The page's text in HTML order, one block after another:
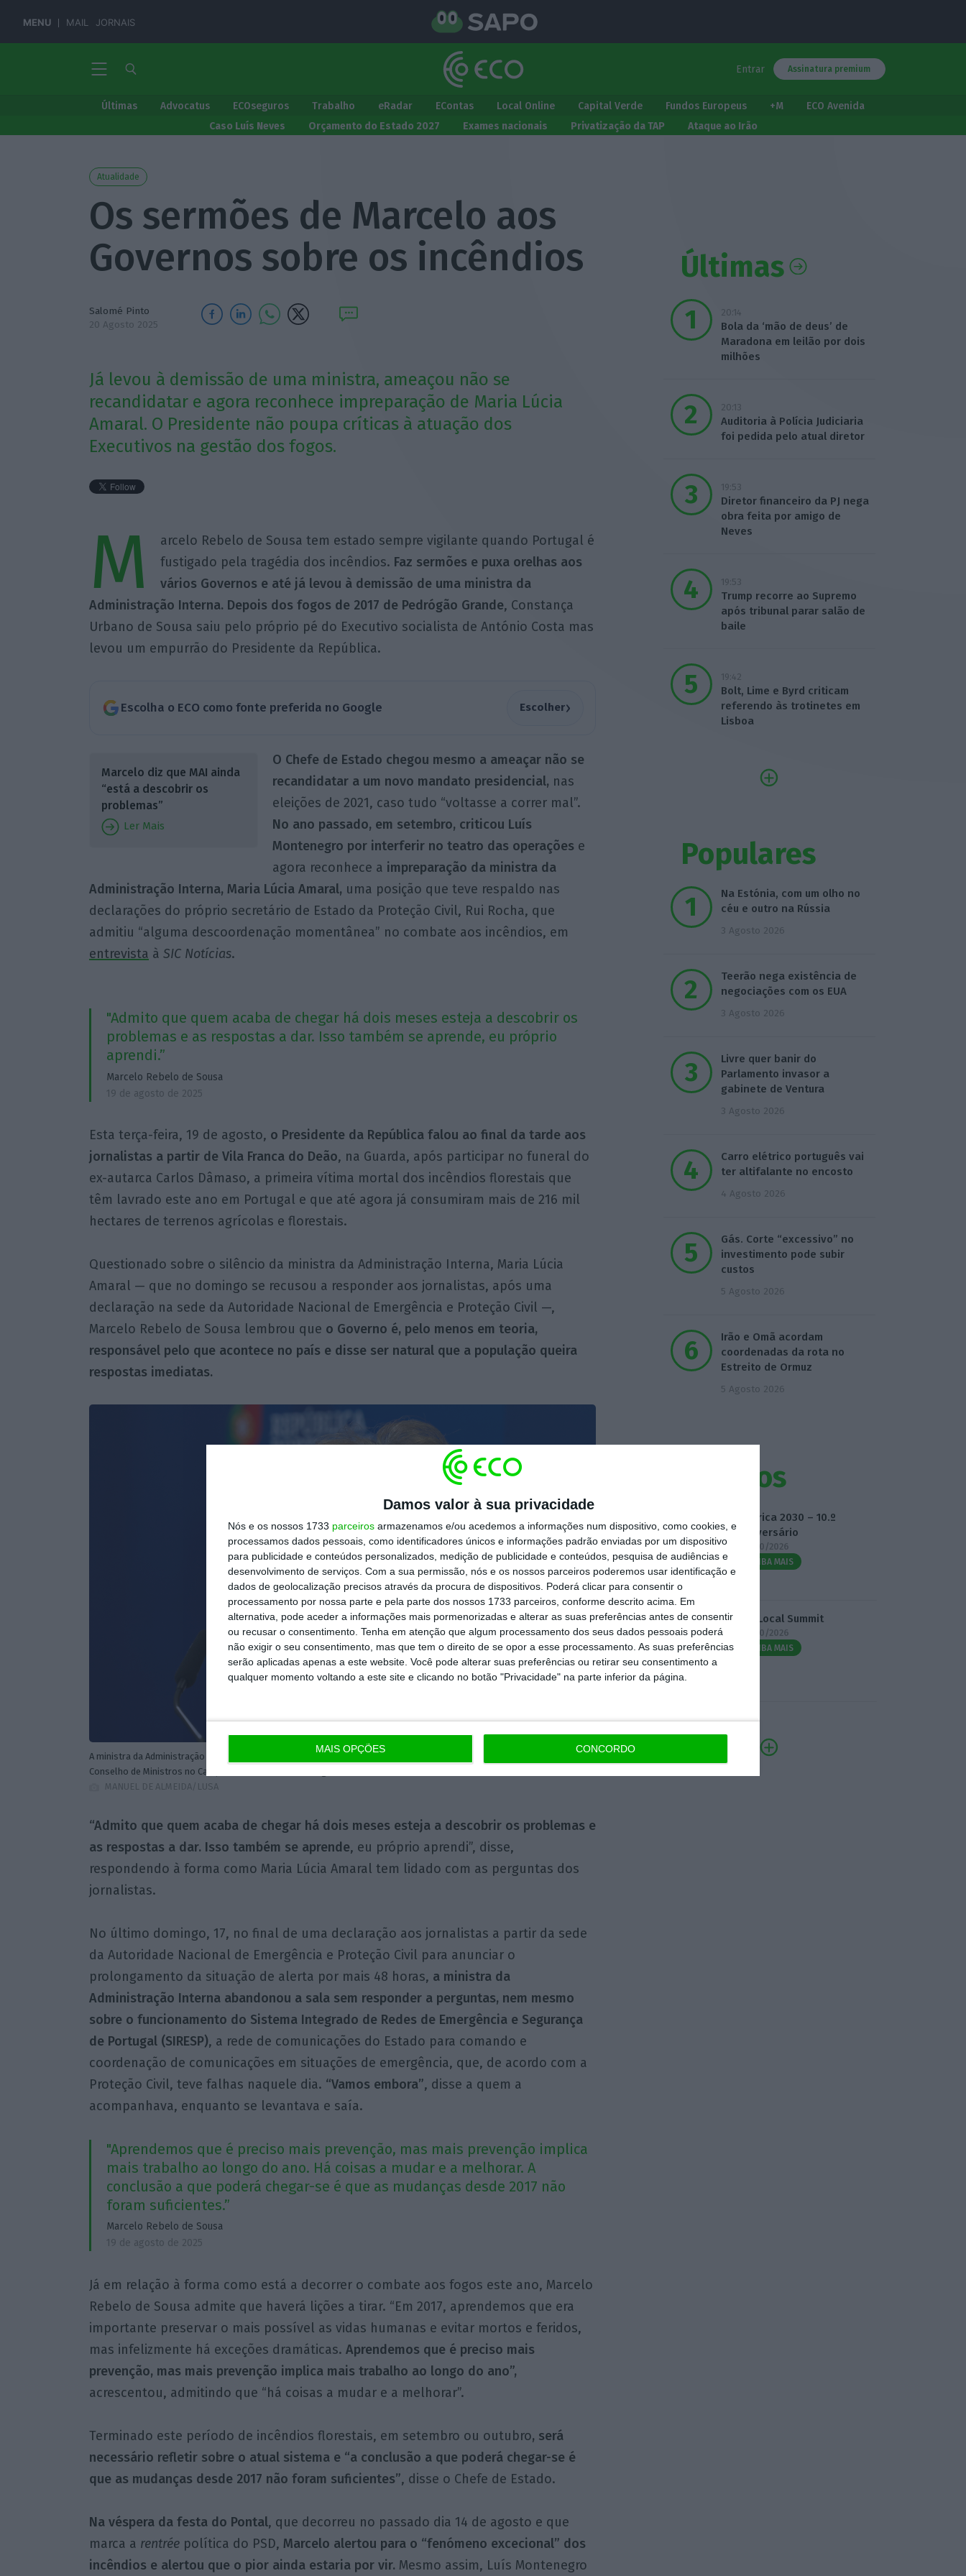
Damos valor à sua privacidade
Nós e os nossos 1733 parceiros armazenamos e/ou acedemos a informações num dispositivo, como cookies, e
processamos dados pessoais, como identificadores únicos e informações padrão enviadas por um dispositivo
para publicidade e conteúdos personalizados, medição de publicidade e conteúdos, pesquisa de audiências e
desenvolvimento de serviços. Com a sua permissão, nós e os nossos parceiros poderemos usar identificação e
dados de geolocalização precisos através da procura de dispositivos. Poderá clicar para consentir o
processamento por nossa parte e pela parte dos nossos 1733 parceiros, conforme descrito acima. Em
alternativa, pode aceder a informações mais pormenorizadas e alterar as suas preferências antes de consentir
ou recusar o consentimento. Tenha em atenção que algum processamento dos seus dados pessoais poderá
não exigir o seu consentimento, mas que tem o direito de se opor a esse processamento. As suas preferências
serão aplicadas apenas a este website. Você pode alterar suas preferências ou retirar seu consentimento a
qualquer momento voltando a este site e clicando no botão "Privacidade" na parte inferior da página.
MAIS OPÇÕES CONCORDO
MENU MAIL JORNAIS
Entrar Assinatura premium
Últimas Advocatus ECOseguros Trabalho eRadar EContas Local Online Capital Verde Fundos Europeus +M
ECO Avenida
Caso Luís Neves
Orçamento do Estado 2027 Exames nacionais Privatização da TAP Ataque ao Irão
Atualidade
Os sermões de Marcelo aos
Governos sobre os incêndios
Salomé Pinto
20 Agosto 2025
Já levou à demissão de uma ministra, ameaçou não se
recandidatar e agora reconhece impreparação de Maria Lúcia
Amaral. O Presidente não poupa críticas à atuação dos
Executivos na gestão dos fogos.
M
arcelo Rebelo de Sousa tem estado sempre vigilante quando Portugal é
fustigado pela tragédia dos incêndios. Faz sermões e puxa orelhas aos
vários Governos e até já levou à demissão de uma ministra da
Administração Interna. Depois dos fogos de 2017 de Pedrógão Grande, Constança
Urbano de Sousa saiu pelo próprio pé do Executivo socialista de António Costa mas
levou um empurrão do Presidente da República.
Escolha o ECO como fonte preferida no Google Escolher›
Marcelo diz que MAI ainda
“está a descobrir os
problemas”
Ler Mais
O Chefe de Estado chegou mesmo a ameaçar não se
recandidatar a um novo mandato presidencial, nas
eleições de 2021, caso tudo “voltasse a correr mal”.
No ano passado, em setembro, criticou Luís
Montenegro por interferir no teatro das operações e
agora reconhece a impreparação da ministra da
Administração Interna, Maria Lúcia Amaral, uma posição que teve respaldo nas
declarações do próprio secretário de Estado da Proteção Civil, Rui Rocha, que
admitiu “alguma descoordenação momentânea” no combate aos incêndios, em
entrevista à SICNotícias.
"Admito que quem acaba de chegar há dois meses esteja a descobrir os
problemas e as respostas a dar. Isso também se aprende, eu próprio
aprendi.”
Marcelo Rebelo de Sousa
19 de agosto de 2025
Esta terça-feira, 19 de agosto, o Presidente da República falou ao final da tarde aos
jornalistas a partir de Vila Franca do Deão, na Guarda, após participar no funeral do
ex-autarca Carlos Dâmaso, a primeira vítima mortal dos incêndios florestais que
têm lavrado este ano em Portugal e que até agora já consumiram mais de 216 mil
hectares de terrenos agrícolas e florestais.
Questionado sobre o silêncio da ministra da Administração Interna, Maria Lúcia
Amaral — que no domingo se recusou a responder aos jornalistas, após uma
declaração na sede da Autoridade Nacional de Emergência e Proteção Civil —,
Marcelo Rebelo de Sousa lembrou que o Governo é, pelo menos em teoria,
responsável pelo que acontece no país e disse ser natural que a população queira
respostas imediatas.
A ministra da Administração Interna, Maria Lúcia Amaral, durante a conferência de imprensa no final da reunião do
Conselho de Ministros no Campus XXI, em Lisboa, 7 de agosto de 2025. MANUEL DE ALMEIDA/LUSA
MANUEL DE ALMEIDA/LUSA
“Admito que quem acaba de chegar há dois meses esteja a descobrir os problemas e
as respostas a dar. Isso também se aprende, eu próprio aprendi”, disse,
respondendo à forma como Maria Lúcia Amaral tem lidado com as perguntas dos
jornalistas.
No último domingo, 17, no final de uma declaração aos jornalistas a partir da sede
da Autoridade Nacional de Emergência e Proteção Civil para anunciar o
prolongamento da situação de alerta por mais 48 horas, a ministra da
Administração Interna abandonou a sala sem responder a perguntas, nem mesmo
sobre o funcionamento do Sistema Integrado de Redes de Emergência e Segurança
de Portugal (SIRESP), a rede de comunicações do Estado para comando e
coordenação de comunicações em situações de emergência, que, de acordo com a
Proteção Civil, teve falhas naquele dia. “Vamos embora”, disse a quem a
acompanhava, enquanto se levantava e saía.
"Aprendemos que é preciso mais prevenção, mas mais prevenção implica
mais trabalho ao longo do ano. Há coisas a mudar e a melhorar. A
conclusão a que poderá chegar-se é que as mudanças desde 2017 não
foram suficientes.”
Marcelo Rebelo de Sousa
19 de agosto de 2025
Já em relação à forma como está a decorrer o combate aos fogos este ano, Marcelo
Rebelo de Sousa admite que haverá lições a tirar. “Em 2017, aprendemos que era
importante preservar o mais possível as vidas humanas e evitar mortos e feridos,
mas infelizmente há exceções dramáticas. Aprendemos que é preciso mais
prevenção, mas mais prevenção implica mais trabalho ao longo do ano”,
acrescentou, admitindo que “há coisas a mudar e a melhorar”.
Terminado este período de incêndios florestais, em setembro ou outubro, será
necessário refletir sobre o atual sistema e “a conclusão a que poderá chegar-se é
que as mudanças desde 2017 não foram suficientes”, disse o Chefe de Estado.
Na véspera da festa do Pontal, que decorreu no passado dia 14 de agosto e que
marca a rentréepolítica do PSD, Marcelo alertou para o “fenómeno excecional” dos
incêndios e alertou que o pior ainda estaria por vir. Mesmo assim, Luís Montenegro
Últimas
20:14
Bola da ‘mão de deus’ de
Maradona em leilão por dois
milhões
20:13
Auditoria à Polícia Judiciaria
foi pedida pelo atual diretor
19:53
Diretor financeiro da PJ nega
obra feita por amigo de
Neves
19:53
Trump recorre ao Supremo
após tribunal parar salão de
baile
19:42
Bolt, Lime e Byrd criticam
referendo às trotinetes em
Lisboa
Populares
Na Estónia, com um olho no
céu e outro na Rússia
3 Agosto 2026
Teerão nega existência de
negociações com os EUA
3 Agosto 2026
Livre quer banir do
Parlamento invasor a
gabinete de Ventura
3 Agosto 2026
Carro elétrico português vai
ter altifalante no encosto
4 Agosto 2026
Gás. Corte “excessivo” no
investimento pode subir
custos
5 Agosto 2026
Irão e Omã acordam
coordenadas da rota no
Estreito de Ormuz
5 Agosto 2026
Eventos
Fábrica 2030 – 10.º
Aniversário
14/10/2026
SAIBA MAIS
3.º Local Summit
07/10/2026
SAIBA MAIS